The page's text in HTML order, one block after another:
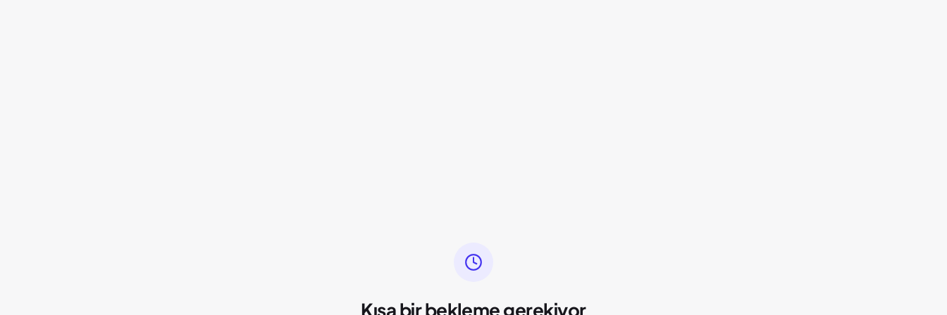
Kısa bir bekleme gerekiyor